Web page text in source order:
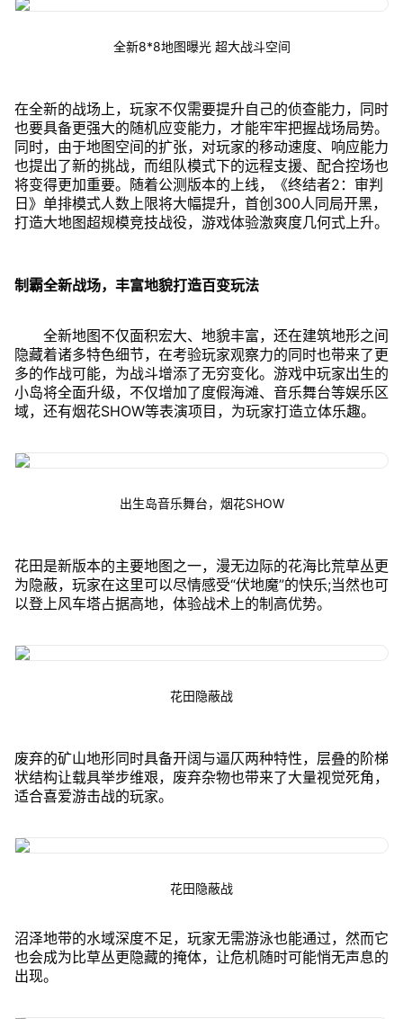
全新8*8地图曝光 超大战斗空间
在全新的战场上，玩家不仅需要提升自己的侦查能力，同时
也要具备更强大的随机应变能力，才能牢牢把握战场局势。
同时，由于地图空间的扩张，对玩家的移动速度、响应能力
也提出了新的挑战，而组队模式下的远程支援、配合控场也
将变得更加重要。随着公测版本的上线，《终结者2：审判
日》单排模式人数上限将大幅提升，首创300人同局开黑，
打造大地图超规模竞技战役，游戏体验激爽度几何式上升。
制霸全新战场，丰富地貌打造百变玩法
全新地图不仅面积宏大、地貌丰富，还在建筑地形之间
隐藏着诸多特色细节，在考验玩家观察力的同时也带来了更
多的作战可能，为战斗增添了无穷变化。游戏中玩家出生的
小岛将全面升级，不仅增加了度假海滩、音乐舞台等娱乐区
域，还有烟花SHOW等表演项目，为玩家打造立体乐趣。
出生岛音乐舞台，烟花SHOW
花田是新版本的主要地图之一，漫无边际的花海比荒草丛更
为隐蔽，玩家在这里可以尽情感受“伏地魔”的快乐;当然也可
以登上风车塔占据高地，体验战术上的制高优势。
花田隐蔽战
废弃的矿山地形同时具备开阔与逼仄两种特性，层叠的阶梯
状结构让载具举步维艰，废弃杂物也带来了大量视觉死角，
适合喜爱游击战的玩家。
花田隐蔽战
沼泽地带的水域深度不足，玩家无需游泳也能通过，然而它
也会成为比草丛更隐藏的掩体，让危机随时可能悄无声息的
出现。